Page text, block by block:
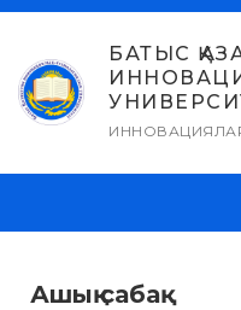
Skip
content
БАТЫС
Ашық сабақ